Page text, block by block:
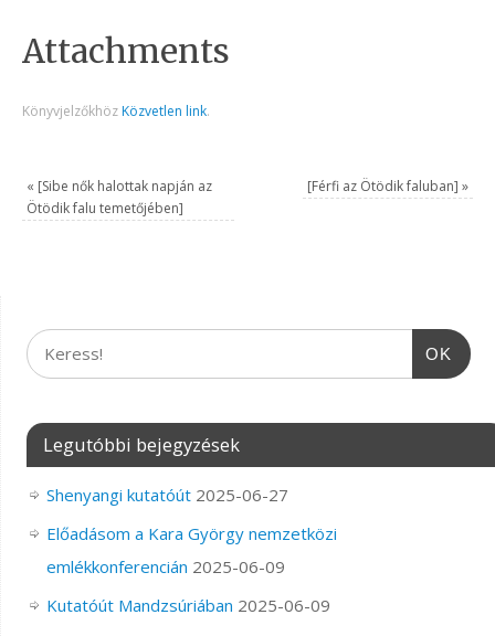
Attachments
Könyvjelzőkhöz Közvetlen link.
« [Sibe nők halottak napján az
Ötödik falu temetőjében]
[Férfi az Ötödik faluban] »
OK
Legutóbbi bejegyzések
Shenyangi kutatóút 2025-06-27
Előadásom a Kara György nemzetközi
emlékkonferencián 2025-06-09
Kutatóút Mandzsúriában 2025-06-09